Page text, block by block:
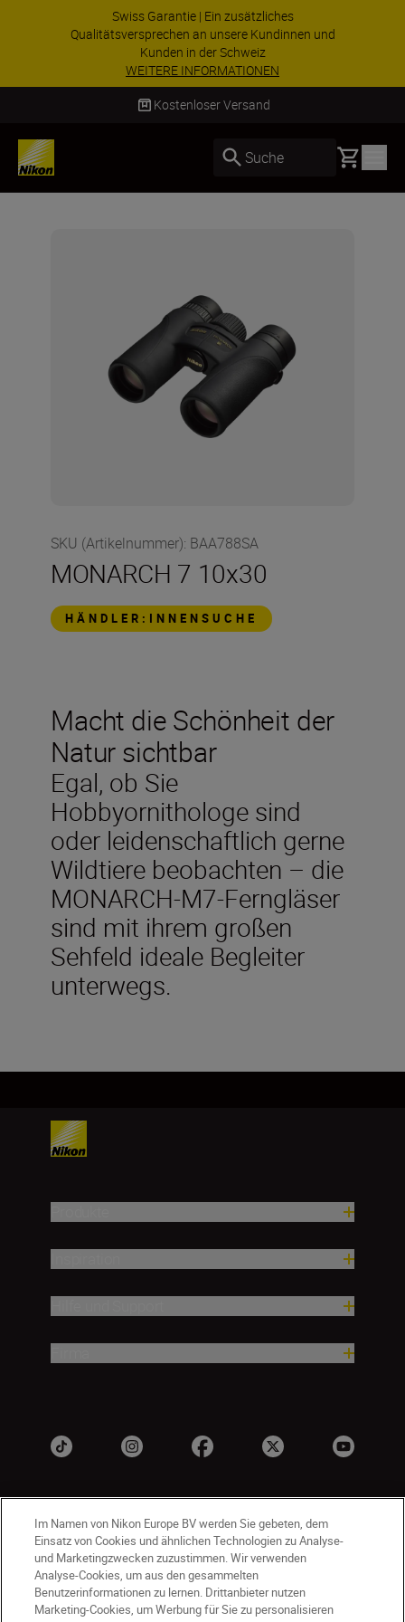
Swiss Garantie | Ein zusätzliches
Qualitätsversprechen an unsere Kundinnen und
Kunden in der Schweiz
WEITERE INFORMATIONEN
Kostenloser Versand
Suche Basket
SKU (Artikelnummer): BAA788SA
MONARCH 7 10x30
HÄNDLER:INNENSUCHE
Macht die Schönheit der
Natur sichtbar
Egal, ob Sie
Hobbyornithologe sind
oder leidenschaftlich gerne
Wildtiere beobachten – die
MONARCH-M7-Ferngläser
sind mit ihrem großen
Sehfeld ideale Begleiter
unterwegs.
CH Nikon Sites
Im Namen von Nikon Europe BV werden Sie gebeten, dem
Einsatz von Cookies und ähnlichen Technologien zu Analyse-
und Marketingzwecken zuzustimmen. Wir verwenden
Analyse-Cookies, um aus den gesammelten
Benutzerinformationen zu lernen. Drittanbieter nutzen
Marketing-Cookies, um Werbung für Sie zu personalisieren